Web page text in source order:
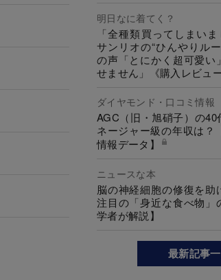
明日なに着てく？
「全種類買ってしまい
サンリオの“ひんやりル
の声「とにかく超可愛い
せません」《購入レビュー
ダイヤモンド・口コミ情報
AGC（旧・旭硝子）の
ネージャー級の年収は？
情報データ】
ニュースな本
脳の神経細胞の修復を
注目の「身近な食べ物」
学者が解説】
最新記事